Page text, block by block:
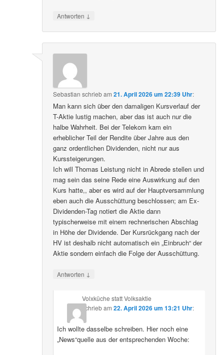
Antworten ↓
Sebastian schriebam21. April 2026 um 22:39 Uhr:
Man kann sich über den damaligen Kursverlauf der
T-Aktie lustig machen, aber das ist auch nur die
halbe Wahrheit. Bei der Telekom kam ein
erheblicher Teil der Rendite über Jahre aus den
ganz ordentlichen Dividenden, nicht nur aus
Kurssteigerungen.
Ich will Thomas Leistung nicht in Abrede stellen und
mag sein das seine Rede eine Auswirkung auf den
Kurs hatte,, aber es wird auf der Hauptversammlung
eben auch die Ausschüttung beschlossen; am Ex-
Dividenden-Tag notiert die Aktie dann
typischerweise mit einem rechnerischen Abschlag
in Höhe der Dividende. Der Kursrückgang nach der
HV ist deshalb nicht automatisch ein „Einbruch“ der
Aktie sondern einfach die Folge der Ausschüttung.
Antworten ↓
Volxküche statt Volksaktie
schriebam 22. April 2026 um 13:21 Uhr:
Ich wollte dasselbe schreiben. Hier noch eine
„News“quelle aus der entsprechenden Woche: